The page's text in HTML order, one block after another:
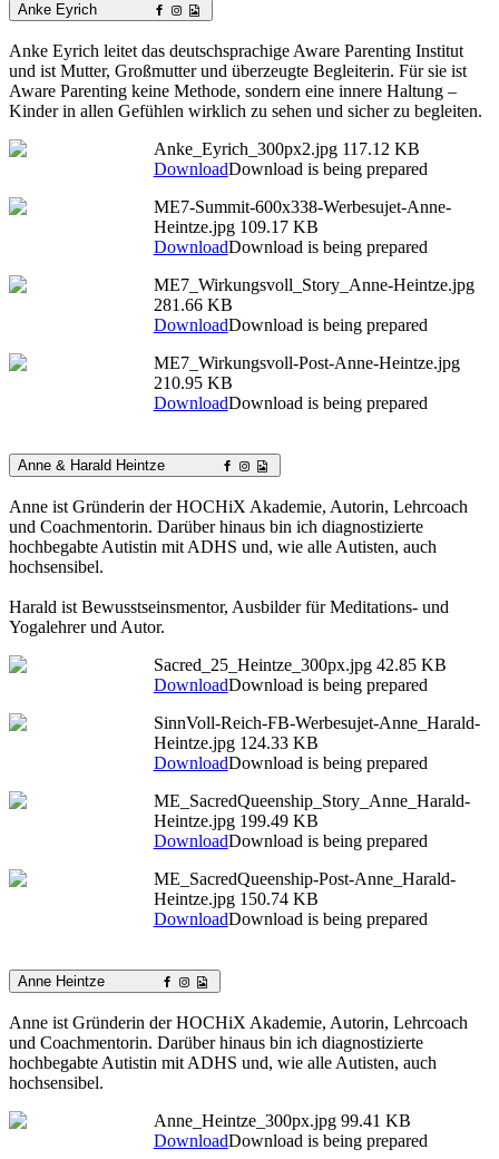
Anke Eyrich
Anke Eyrich leitet das deutschsprachige Aware Parenting Institut
und ist Mutter, Großmutter und überzeugte Begleiterin. Für sie ist
Aware Parenting keine Methode, sondern eine innere Haltung –
Kinder in allen Gefühlen wirklich zu sehen und sicher zu begleiten.
Anke_Eyrich_300px2.jpg 117.12 KB
DownloadDownload is being prepared
ME7-Summit-600x338-Werbesujet-Anne-
Heintze.jpg 109.17 KB
DownloadDownload is being prepared
ME7_Wirkungsvoll_Story_Anne-Heintze.jpg
281.66 KB
DownloadDownload is being prepared
ME7_Wirkungsvoll-Post-Anne-Heintze.jpg
210.95 KB
DownloadDownload is being prepared
Anne & Harald Heintze
Anne ist Gründerin der HOCHiX Akademie, Autorin, Lehrcoach
und Coachmentorin. Darüber hinaus bin ich diagnostizierte
hochbegabte Autistin mit ADHS und, wie alle Autisten, auch
hochsensibel.
Harald ist Bewusstseinsmentor, Ausbilder für Meditations- und
Yogalehrer und Autor.
Sacred_25_Heintze_300px.jpg 42.85 KB
DownloadDownload is being prepared
SinnVoll-Reich-FB-Werbesujet-Anne_Harald-
Heintze.jpg 124.33 KB
DownloadDownload is being prepared
ME_SacredQueenship_Story_Anne_Harald-
Heintze.jpg 199.49 KB
DownloadDownload is being prepared
ME_SacredQueenship-Post-Anne_Harald-
Heintze.jpg 150.74 KB
DownloadDownload is being prepared
Anne Heintze
Anne ist Gründerin der HOCHiX Akademie, Autorin, Lehrcoach
und Coachmentorin. Darüber hinaus bin ich diagnostizierte
hochbegabte Autistin mit ADHS und, wie alle Autisten, auch
hochsensibel.
Anne_Heintze_300px.jpg 99.41 KB
DownloadDownload is being prepared